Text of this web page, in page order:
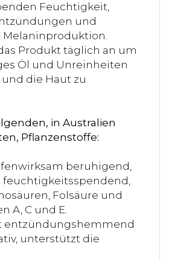
Feuchtigkeit,
und
Produkt täglich an um
Öl und Unreinheiten
die Haut zu
in Australien
Pflanzenstoffe:
beruhigend,
Folsäure und
A, C und E.
entzündungshemmend
unterstützt die